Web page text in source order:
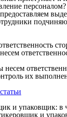
персоналом?
их
и упаковщик: в
и